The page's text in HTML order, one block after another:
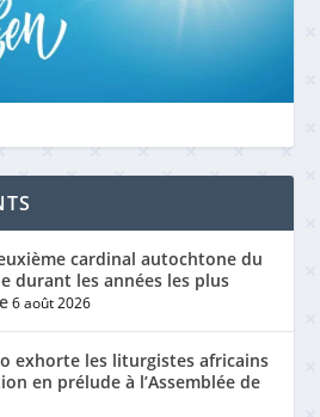
cardinal autochtone du
durant les années les plus
6 août 2026
exhorte les liturgistes africains
en prélude à l’Assemblée de